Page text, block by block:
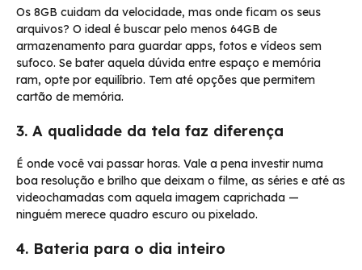
Os 8GB cuidam da velocidade, mas onde ficam os seus
arquivos? O ideal é buscar pelo menos 64GB de
armazenamento para guardar apps, fotos e vídeos sem
sufoco. Se bater aquela dúvida entre espaço e memória
ram, opte por equilíbrio. Tem até opções que permitem
cartão de memória.
3. A qualidade da tela faz diferença
É onde você vai passar horas. Vale a pena investir numa
boa resolução e brilho que deixam o filme, as séries e até as
videochamadas com aquela imagem caprichada —
ninguém merece quadro escuro ou pixelado.
4. Bateria para o dia inteiro